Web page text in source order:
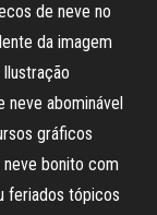
de neve no
da imagem
neve abominável
gráficos
bonito com
feriados tópicos